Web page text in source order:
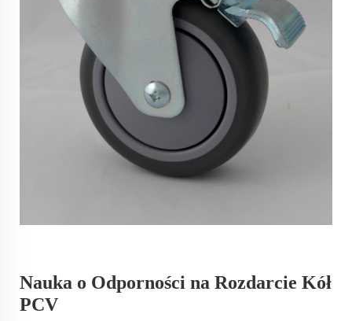
Nauka o Odporności na Rozdarcie Kół
PCV